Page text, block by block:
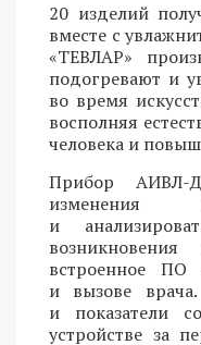
20 изделий
вместе с
«ТЕВЛАР»
подогревают и
во время
восполняя
человека и
Прибор АИВЛ-Д
изменения
и
встроенное ПО
и вызове
и показатели
устройстве за